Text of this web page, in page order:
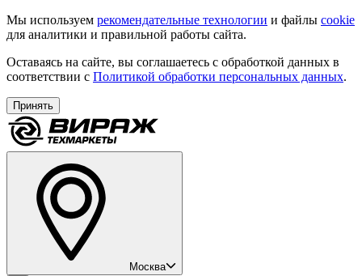
Мы используем рекомендательные технологии и файлы cookie
для аналитики и правильной работы сайта.
Оставаясь на сайте, вы соглашаетесь с обработкой данных в
соответствии с Политикой обработки персональных данных.
Принять
Москва